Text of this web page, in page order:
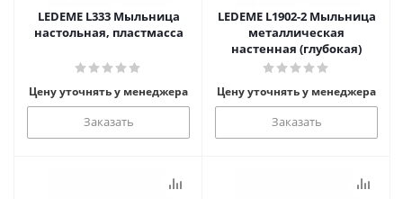
LEDEME L333 Мыльница
настольная, пластмасса
Цену уточнять у менеджера
Заказать
LEDEME L1902-2 Мыльница
металлическая
настенная (глубокая)
Цену уточнять у менеджера
Заказать